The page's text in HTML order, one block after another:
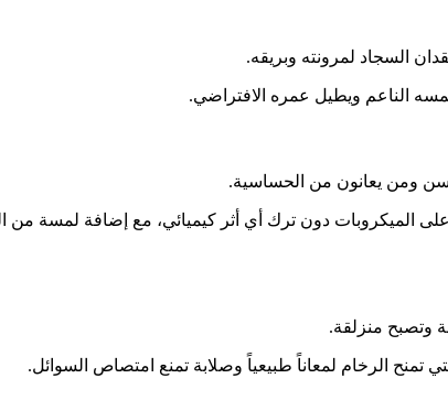
السجاد لمرونته وبريقه.
الناعم ويطيل عمره الافتراضي.
ومن يعانون من الحساسية.
الميكروبات دون ترك أي أثر كيميائي، مع إضافة لمسة من
وتصبح منزلقة.
تمنح الرخام لمعاناً طبيعياً وصلابة تمنع امتصاص السوائل.